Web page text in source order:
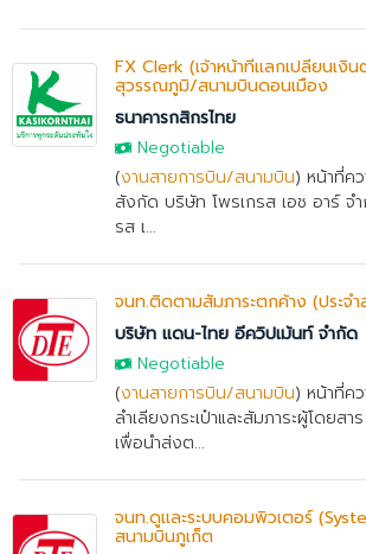
FX Clerk (เจ้าหน้าที่แลกเปลี่ยนเงิ
สุวรรณภูมิ/สนามบินดอนเมือง
ธนาคารกสิกรไทย
Negotiable
(งานสายการบิน/สนามบิน) หน้าที่ค
สังกัด บริษัท โพรเกรส เอช อาร์ จ
รส เ...
จนท.ติดตามสัมภาระตกค้าง (ประจ
บริษัท แดน-ไทย อีควิปเม้นท์ จำกัด
Negotiable
(งานสายการบิน/สนามบิน) หน้าที่ค
ลำเลียงกระเป๋าและสัมภาระผู้โดยส
เพื่อนำส่งต...
จนท.ดูและระบบคอมพิวเตอร์
สนามบินภูเก็ต